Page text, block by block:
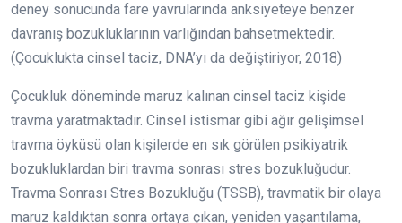
deney sonucunda fare yavrularında anksiyeteye benzer
davranış bozukluklarının varlığından bahsetmektedir.
(Çocuklukta cinsel taciz, DNA’yı da değiştiriyor, 2018)
Çocukluk döneminde maruz kalınan cinsel taciz kişide
travma yaratmaktadır. Cinsel istismar gibi ağır gelişimsel
travma öyküsü olan kişilerde en sık görülen psikiyatrik
bozukluklardan biri travma sonrası stres bozukluğudur.
Travma Sonrası Stres Bozukluğu (TSSB), travmatik bir olaya
maruz kaldıktan sonra ortaya çıkan, yeniden yaşantılama,